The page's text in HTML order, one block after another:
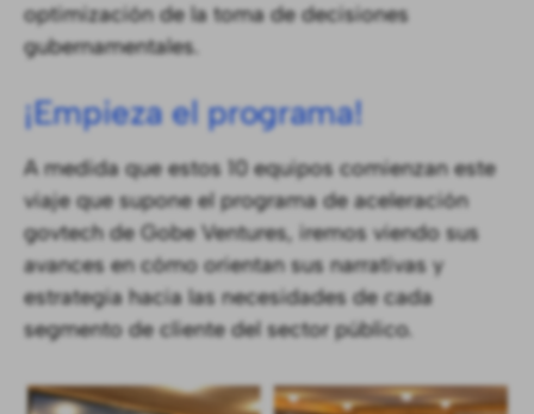
optimización de la toma de decisiones
gubernamentales.
¡Empieza el programa!
A medida que estos 10 equipos comienzan este
viaje que supone el programa de aceleración
govtech de Gobe Ventures, iremos viendo sus
avances en cómo orientan sus narrativas y
estrategia hacia las necesidades de cada
segmento de cliente del sector público.